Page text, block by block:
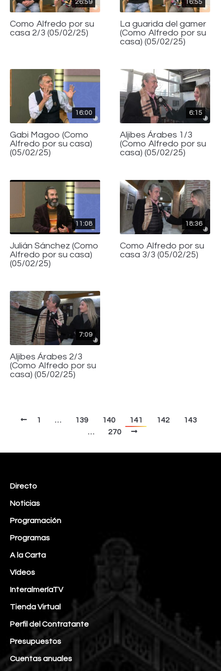
26:59
Como Alfredo por su
casa 2/3 (05/02/25)
16:55
La guarida del gamer
(Como Alfredo por su
casa) (05/02/25)
16:00
Gabi Magoo (Como
Alfredo por su casa)
(05/02/25)
6:15
Aljibes Árabes 1/3
(Como Alfredo por su
casa) (05/02/25)
11:08
Julián Sánchez (Como
Alfredo por su casa)
(05/02/25)
18:36
Como Alfredo por su
casa 3/3 (05/02/25)
7:09
Aljibes Árabes 2/3
(Como Alfredo por su
casa) (05/02/25)
1 … 139 140 141 142
143
…
270
Directo
Noticias
Programación
Programas
A la Carta
Vídeos
InteralmeríaTV
Tienda Virtual
Perfil del Contratante
Presupuestos
Cuentas anuales